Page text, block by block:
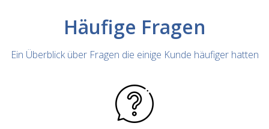
Häufige Fragen
Ein Überblick über Fragen die einige Kunde häufiger hatten